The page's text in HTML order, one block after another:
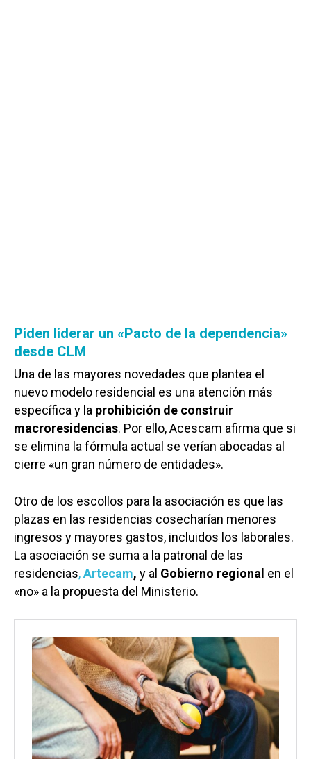
Piden liderar un «Pacto de la dependencia»
desde CLM
Una de las mayores novedades que plantea el
nuevo modelo residencial es una atención más
específica y la prohibición de construir
macroresidencias. Por ello, Acescam afirma que si
se elimina la fórmula actual se verían abocadas al
cierre «un gran número de entidades».
Otro de los escollos para la asociación es que las
plazas en las residencias cosecharían menores
ingresos y mayores gastos, incluidos los laborales.
La asociación se suma a la patronal de las
residencias,Artecam, y al Gobierno regional en el
«no» a la propuesta del Ministerio.